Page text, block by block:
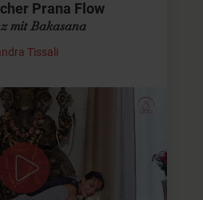
Prana Flow
mit Bakasana
Tissali
nach Shiva Rea
eine dynamische und kraftvolle
Shiva Rea’s hip opening
und gezielt mit fließenden…